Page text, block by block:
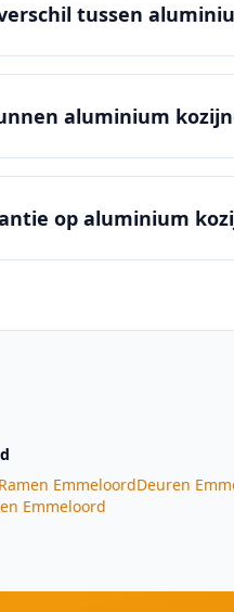
tussen
aluminium
op aluminium
Ramen EmmeloordDeuren
Emmeloord